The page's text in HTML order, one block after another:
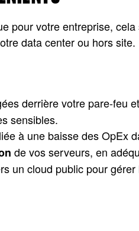
pour votre entreprise,
data center ou hors site.
derrière votre pare-feu
sensibles.
liée à une baisse des OpEx
de vos serveurs, en
un cloud public pour